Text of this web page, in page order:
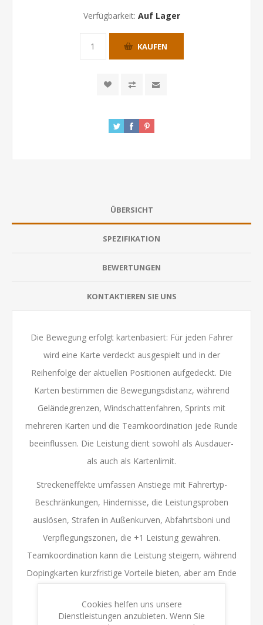
Verfügbarkeit: Auf Lager
KAUFEN
ÜBERSICHT
SPEZIFIKATION
BEWERTUNGEN
KONTAKTIEREN SIE UNS
Die Bewegung erfolgt kartenbasiert: Für jeden Fahrer
wird eine Karte verdeckt ausgespielt und in der
Reihenfolge der aktuellen Positionen aufgedeckt. Die
Karten bestimmen die Bewegungsdistanz, während
Geländegrenzen, Windschattenfahren, Sprints mit
mehreren Karten und die Teamkoordination jede Runde
beeinflussen. Die Leistung dient sowohl als Ausdauer-
als auch als Kartenlimit.
Streckeneffekte umfassen Anstiege mit Fahrertyp-
Beschränkungen, Hindernisse, die Leistungsproben
auslösen, Strafen in Außenkurven, Abfahrtsboni und
Verpflegungszonen, die +1 Leistung gewähren.
Teamkoordination kann die Leistung steigern, während
Dopingkarten kurzfristige Vorteile bieten, aber am Ende
Das Rennen endet, sobald die Fahrer die Ziellinie
Cookies helfen uns unsere
Dienstleistungen anzubieten. Wenn Sie